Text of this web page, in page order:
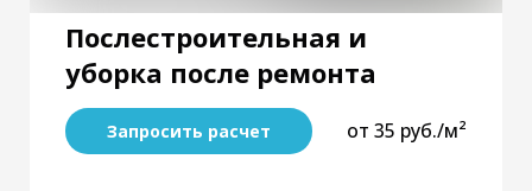
Послестроительная и
уборка после ремонта
Запросить расчет от 35 руб./м²